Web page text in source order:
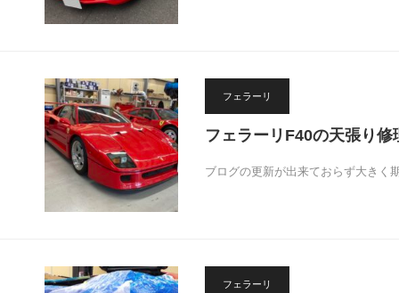
フェラーリ
フェラーリF40の天張り修
ブログの更新が出来ておらず大き
フェラーリ